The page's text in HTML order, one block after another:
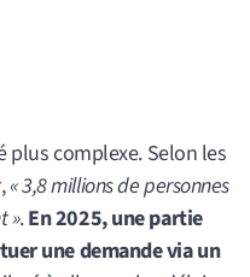
plus complexe. Selon les
,« 3,8 millions de personnes
».En 2025, une partie
une demande via un